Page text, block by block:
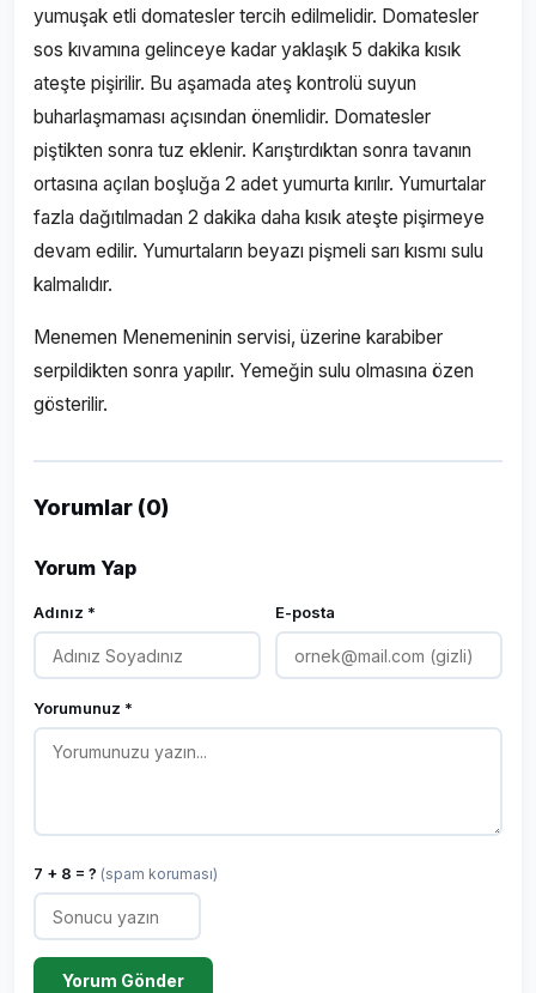
yumuşak etli domatesler tercih edilmelidir. Domatesler
sos kıvamına gelinceye kadar yaklaşık 5 dakika kısık
ateşte pişirilir. Bu aşamada ateş kontrolü suyun
buharlaşmaması açısından önemlidir. Domatesler
piştikten sonra tuz eklenir. Karıştırdıktan sonra tavanın
ortasına açılan boşluğa 2 adet yumurta kırılır. Yumurtalar
fazla dağıtılmadan 2 dakika daha kısık ateşte pişirmeye
devam edilir. Yumurtaların beyazı pişmeli sarı kısmı sulu
kalmalıdır.
Menemen Menemeninin servisi, üzerine karabiber
serpildikten sonra yapılır. Yemeğin sulu olmasına özen
gösterilir.
Yorumlar (0)
Yorum Yap
Adınız * E-posta
Yorumunuz *
7 + 8 = ? (spam koruması)
Yorum Gönder